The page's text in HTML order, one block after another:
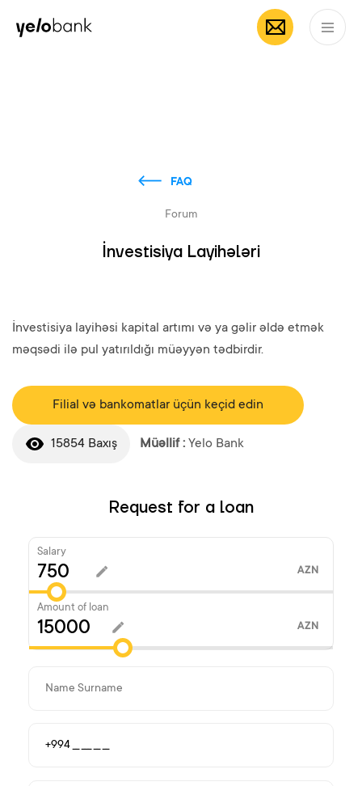
Individuals
FAQ
Forum
İnvestisiya Layihələri
İnvestisiya layihəsi kapital artımı və ya gəlir əldə etmək
məqsədi ilə pul yatırıldığı müəyyən tədbirdir.
Filial və bankomatlar üçün keçid edin
15854 Baxış Müəllif : Yelo Bank
Request for a loan
Salary
AZN
Amount of loan
AZN